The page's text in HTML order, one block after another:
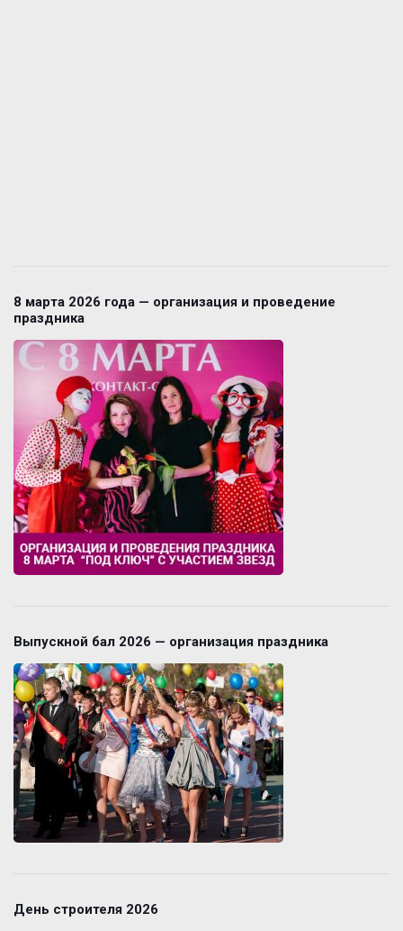
8 марта 2026 года — организация и проведение
праздника
Выпускной бал 2026 — организация праздника
День строителя 2026